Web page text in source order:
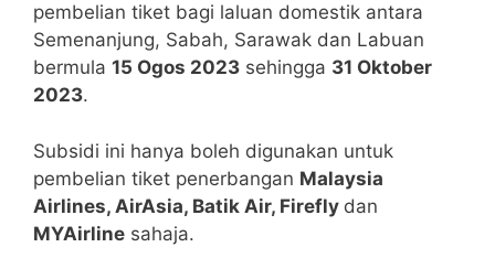
pembelian tiket bagi laluan domestik antara
Semenanjung, Sabah, Sarawak dan Labuan
bermula 15 Ogos 2023 sehingga 31 Oktober
2023.
Subsidi ini hanya boleh digunakan untuk
pembelian tiket penerbangan Malaysia
Airlines, AirAsia, Batik Air, Firefly dan
MYAirline sahaja.